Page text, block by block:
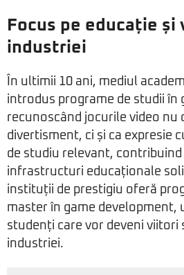
Focus pe educație
industriei
În ultimii 10 ani, mediul
introdus programe de studii în
recunoscând jocurile video nu
divertisment, ci și ca expresie
de studiu relevant,
infrastructuri educaționale
instituții de prestigiu oferă
master în game development,
studenți care vor deveni viitori
industriei.